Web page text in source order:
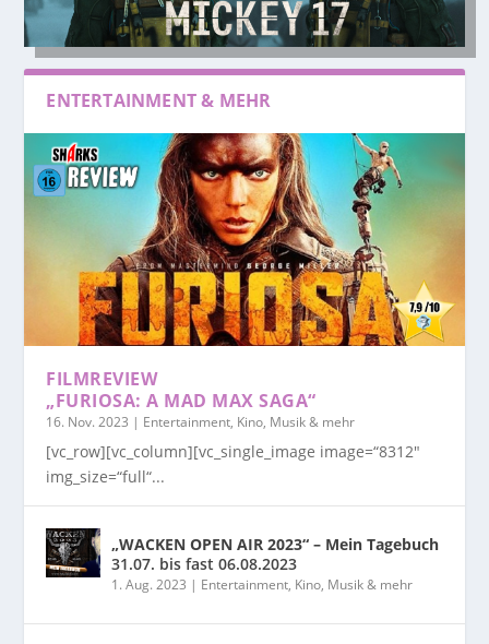
ENTERTAINMENT & MEHR
FILMREVIEW
„FURIOSA: A MAD MAX SAGA“
16. Nov. 2023 | Entertainment, Kino, Musik & mehr
[vc_row][vc_column][vc_single_image image=“8312″
img_size=“full“...
„WACKEN OPEN AIR 2023“ – Mein Tagebuch
31.07. bis fast 06.08.2023
1. Aug. 2023 | Entertainment, Kino, Musik & mehr